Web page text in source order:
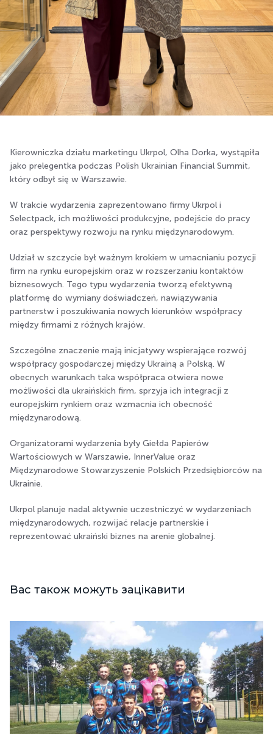
Kierowniczka działu marketingu Ukrpol, Olha Dorka, wystąpiła
jako prelegentka podczas Polish Ukrainian Financial Summit,
który odbył się w Warszawie.
W trakcie wydarzenia zaprezentowano firmy Ukrpol i
Selectpack, ich możliwości produkcyjne, podejście do pracy
oraz perspektywy rozwoju na rynku międzynarodowym.
Udział w szczycie był ważnym krokiem w umacnianiu pozycji
firm na rynku europejskim oraz w rozszerzaniu kontaktów
biznesowych. Tego typu wydarzenia tworzą efektywną
platformę do wymiany doświadczeń, nawiązywania
partnerstw i poszukiwania nowych kierunków współpracy
między firmami z różnych krajów.
Szczególne znaczenie mają inicjatywy wspierające rozwój
współpracy gospodarczej między Ukrainą a Polską. W
obecnych warunkach taka współpraca otwiera nowe
możliwości dla ukraińskich firm, sprzyja ich integracji z
europejskim rynkiem oraz wzmacnia ich obecność
międzynarodową.
Organizatorami wydarzenia były Giełda Papierów
Wartościowych w Warszawie, InnerValue oraz
Międzynarodowe Stowarzyszenie Polskich Przedsiębiorców na
Ukrainie.
Ukrpol planuje nadal aktywnie uczestniczyć w wydarzeniach
międzynarodowych, rozwijać relacje partnerskie i
reprezentować ukraiński biznes na arenie globalnej.
Вас також можуть зацікавити